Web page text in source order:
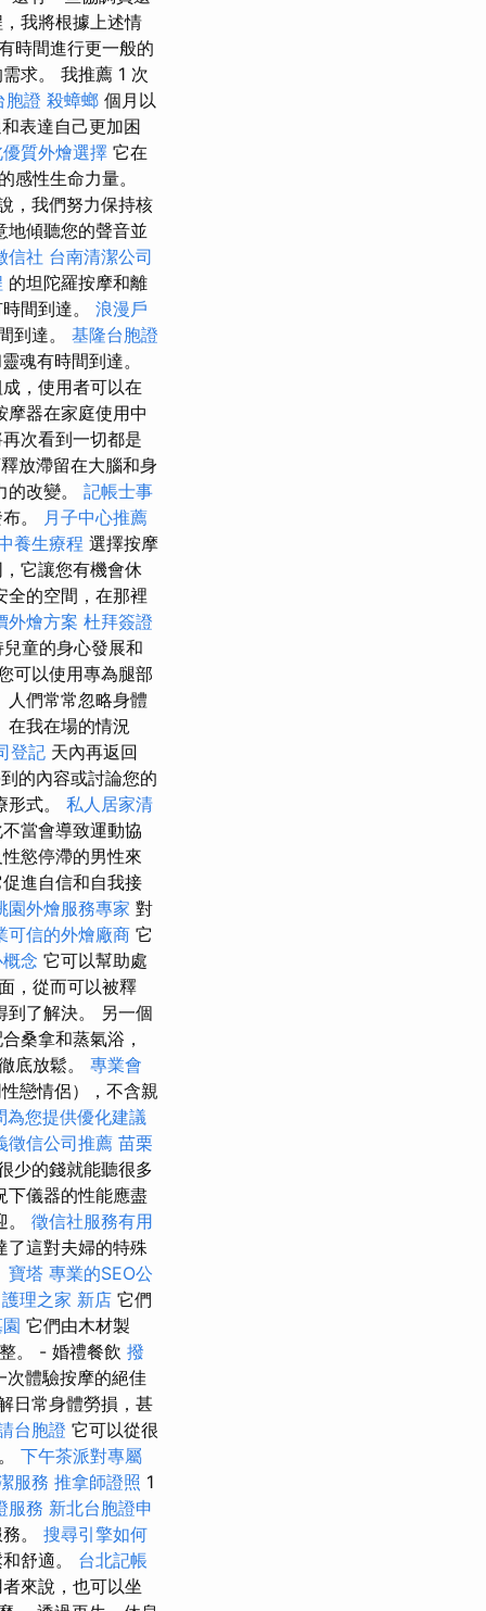
我將根據上述情
時間進行更一般的
求。 我推薦 1 次
胞證 殺蟑螂 個月以
表達自己更加困
質外燴選擇 它在
性生命力量。
，我們努力保持核
地傾聽您的聲音並
信社 台南清潔公司
的坦陀羅按摩和離
間到達。 浪漫戶
到達。 基隆台胞證
魂有時間到達。
，使用者可以在
摩器在家庭使用中
次看到一切都是
放滯留在大腦和身
改變。 記帳士事
。
月子中心推薦
養生療程 選擇按摩
它讓您有機會休
全的空間，在那裡
外燴方案 杜拜簽證
童的身心發展和
可以使用專為腿部
人們常常忽略身體
在我在場的情況
登記 天內再返回
的內容或討論您的
式。 私人居家清
當會導致運動協
慾停滯的男性來
進自信和自我接
園外燴服務專家 對
可信的外燴廠商 它
念 它可以幫助處
，從而可以被釋
到了解決。 另一個
桑拿和蒸氣浴，
底放鬆。 專業會
戀情侶），不含親
為您提供優化建議
徵信公司推薦 苗栗
少的錢就能聽很多
下儀器的性能應盡
徵信社服務有用
了這對夫婦的特殊
寶塔 專業的SEO公
護理之家 新店 它們
它們由木材製
。 - 婚禮餐飲 撥
次體驗按摩的絕佳
日常身體勞損，甚
台胞證 它可以從很
下午茶派對專屬
服務 推拿師證照 1
服務 新北台胞證申
。 搜尋引擎如何
舒適。 台北記帳
來說，也可以坐